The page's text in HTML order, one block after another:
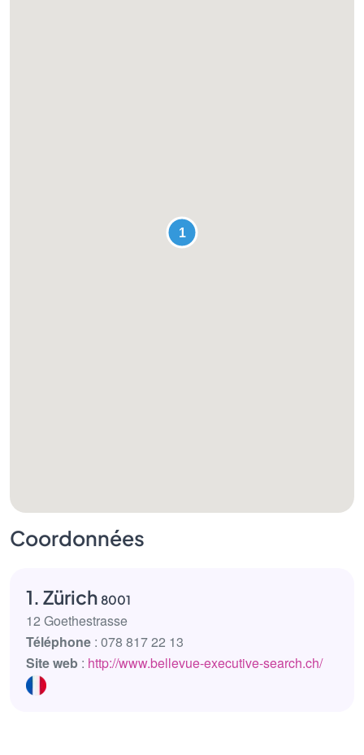
Coordonnées
1. Zürich 8001
12 Goethestrasse
Téléphone : 078 817 22 13
Site web : http://www.bellevue-executive-search.ch/